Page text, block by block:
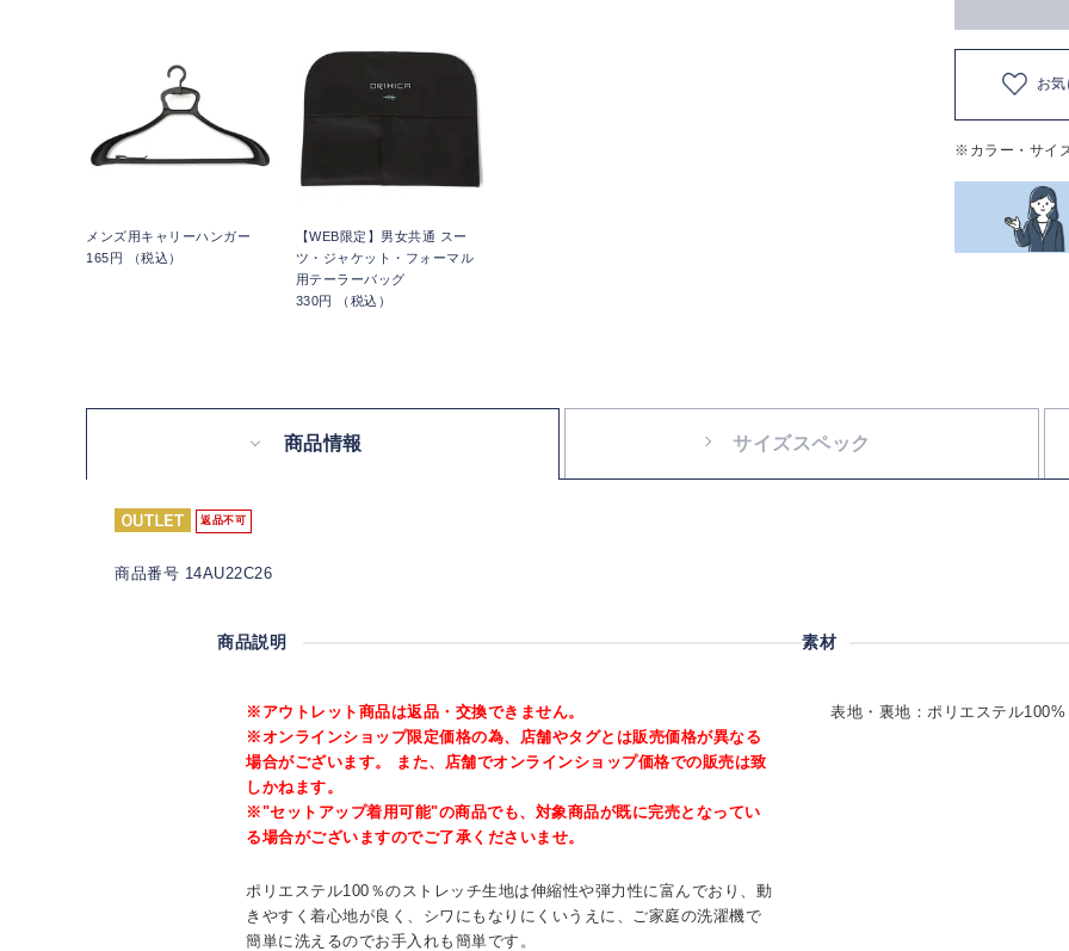
メンズ用キャリーハンガー
165円 （税込）
【WEB限定】男女共通 スー
ツ・ジャケット・フォーマル
用テーラーバッグ
330円 （税込）
お
※カラー・サイ
商品情報 サイズスペック
返品不可
商品番号 14AU22C26
商品説明
※アウトレット商品は返品・交換できません。
※オンラインショップ限定価格の為、店舗やタグとは販売価格が異なる
場合がございます。 また、店舗でオンラインショップ価格での販売は致
しかねます。
※"セットアップ着用可能"の商品でも、対象商品が既に完売となってい
る場合がございますのでご了承くださいませ。
ポリエステル100％のストレッチ生地は伸縮性や弾力性に富んでおり、動
きやすく着心地が良く、シワにもなりにくいうえに、ご家庭の洗濯機で
簡単に洗えるのでお手入れも簡単です。
素材
表地・裏地：ポリエステル100%